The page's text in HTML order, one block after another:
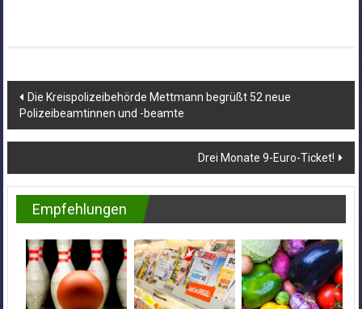
Beitragsnavigation
Die Kreispolizeibehörde Mettmann begrüßt 52 neue
Polizeibeamtinnen und -beamte
Drei Monate 9-Euro-Ticket!
Empfehlungen